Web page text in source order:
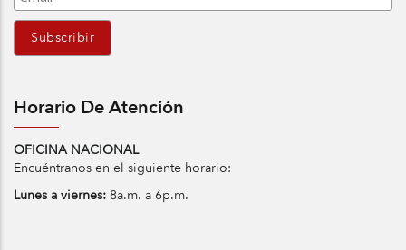
Horario De Atención
OFICINA NACIONAL
Encuéntranos en el siguiente horario:
Lunes a viernes: 8a.m. a 6p.m.